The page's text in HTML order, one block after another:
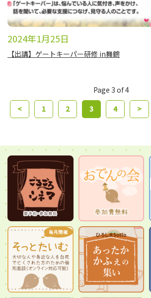
2024年1月25日
【出講】ゲートキーパー研修 in舞鶴
Page 3 of 4
<
1 2 3 4 >